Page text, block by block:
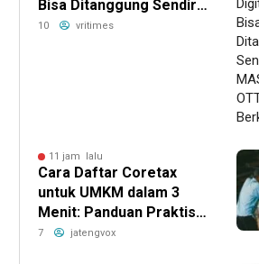
Bisa Ditanggung Sendiri,
MASTEL Ajak OTT Global
10 vritimes
11 jam lalu
Cara Daftar Coretax
untuk UMKM dalam 3
Menit: Panduan Praktis
yang Bikin Bisnis Anda
7 jatengvox